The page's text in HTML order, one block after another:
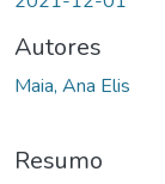
Autores
Maia, Ana Elis
Resumo